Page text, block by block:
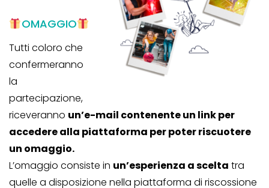
OMAGGIO
Tutti coloro che
confermeranno
la
partecipazione,
riceveranno un’e-mail contenente un link per
accedere alla piattaforma per poter riscuotere
un omaggio.
L’omaggio consiste in un’esperienza a scelta tra
quelle a disposizione nella piattaforma di riscossione